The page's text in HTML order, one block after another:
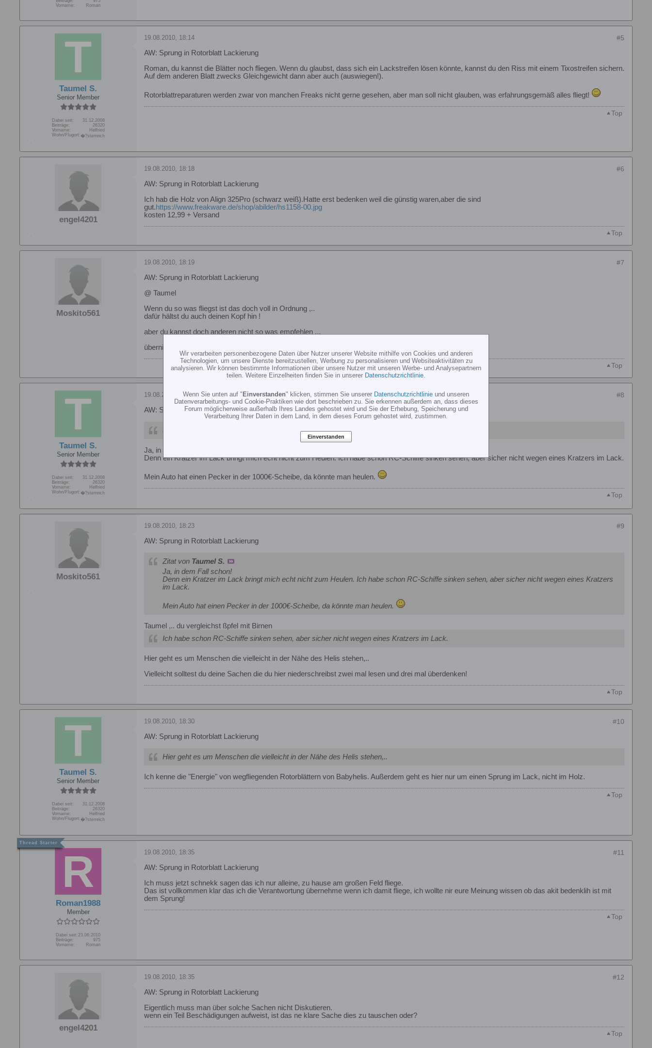
Vorname:
Roman
Taumel S.
Senior Member
Dabei seit:
31.12.2008
Beiträge:
26320
Vorname:
Helfried
Wohn/Flugort: �?sterreich
#5
19.08.2010, 18:14
AW: Sprung in Rotorblatt Lackierung
Roman, du kannst die Blätter noch fliegen. Wenn du glaubst, dass sich ein Lackstreifen lösen könnte, kannst du den Riss mit einem Tixostreifen sichern.
Auf dem anderen Blatt zwecks Gleichgewicht dann aber auch (auswiegen!).
Rotorblattreparaturen werden zwar von manchen Freaks nicht gerne gesehen, aber man soll nicht glauben, was erfahrungsgemäß alles fliegt!
Top
engel4201
#6
19.08.2010, 18:18
AW: Sprung in Rotorblatt Lackierung
Ich hab die Holz von Align 325Pro (schwarz weiß).Hatte erst bedenken weil die günstig waren,aber die sind
gut.https://www.freakware.de/shop/abilder/hs1158-00.jpg
kosten 12,99 + Versand
Top
Moskito561
#7
19.08.2010, 18:19
AW: Sprung in Rotorblatt Lackierung
@ Taumel
Wenn du so was fliegst ist das doch voll in Ordnung ,..
dafür hältst du auch deinen Kopf hin !
aber du kannst doch anderen nicht so was empfehlen ,..
übernimmst du auch die Haftung wenn das Blatt jemanden vor den Kopf schmettert ,.
Top
Taumel S.
Senior Member
Dabei seit:
31.12.2008
Beiträge:
26320
Vorname:
Helfried
Wohn/Flugort: �?sterreich
#8
19.08.2010, 18:20
AW: Sprung in Rotorblatt Lackierung
übernimmst du auch die Haftung wenn das Blatt jemanden vor den Kopf schmettert
Ja, in dem Fall schon!
Denn ein Kratzer im Lack bringt mich echt nicht zum Heulen. Ich habe schon RC-Schiffe sinken sehen, aber sicher nicht wegen eines Kratzers im Lack.
Mein Auto hat einen Pecker in der 1000€-Scheibe, da könnte man heulen.
Top
Moskito561
#9
19.08.2010, 18:23
AW: Sprung in Rotorblatt Lackierung
Zitat von Taumel S.
Ja, in dem Fall schon!
Denn ein Kratzer im Lack bringt mich echt nicht zum Heulen. Ich habe schon RC-Schiffe sinken sehen, aber sicher nicht wegen eines Kratzers
im Lack.
Mein Auto hat einen Pecker in der 1000€-Scheibe, da könnte man heulen.
Taumel ,.. du vergleichst ßpfel mit Birnen
Ich habe schon RC-Schiffe sinken sehen, aber sicher nicht wegen eines Kratzers im Lack.
Hier geht es um Menschen die vielleicht in der Nähe des Helis stehen,..
Vielleicht solltest du deine Sachen die du hier niederschreibst zwei mal lesen und drei mal überdenken!
Top
Taumel S.
Senior Member
Dabei seit:
31.12.2008
Beiträge:
26320
Vorname:
Helfried
Wohn/Flugort: �?sterreich
#10
19.08.2010, 18:30
AW: Sprung in Rotorblatt Lackierung
Hier geht es um Menschen die vielleicht in der Nähe des Helis stehen,..
Ich kenne die "Energie" von wegfliegenden Rotorblättern von Babyhelis. Außerdem geht es hier nur um einen Sprung im Lack, nicht im Holz.
Top
Roman1988
Member
Dabei seit: 23.06.2010
Beiträge:
975
Vorname:
Roman
#11
19.08.2010, 18:35
AW: Sprung in Rotorblatt Lackierung
Ich muss jetzt schnekk sagen das ich nur alleine, zu hause am großen Feld fliege.
Das ist vollkommen klar das ich die Verantwortung übernehme wenn ich damit fliege, ich wollte nir eure Meinung wissen ob das akit bedenklih ist mit
dem Sprung!
Top
engel4201
#12
19.08.2010, 18:35
AW: Sprung in Rotorblatt Lackierung
Eigentlich muss man über solche Sachen nicht Diskutieren.
wenn ein Teil Beschädigungen aufweist, ist das ne klare Sache dies zu tauschen oder?
Top
Wir verarbeiten personenbezogene Daten über Nutzer unserer Website mithilfe von Cookies und anderen
Technologien, um unsere Dienste bereitzustellen, Werbung zu personalisieren und Websiteaktivitäten zu
analysieren. Wir können bestimmte Informationen über unsere Nutzer mit unseren Werbe- und Analysepartnern
teilen. Weitere Einzelheiten finden Sie in unserer Datenschutzrichtlinie
Wenn Sie unten auf "Einverstanden" klicken, stimmen Sie unserer Datenschutzrichtlinie und unseren
Datenverarbeitungs- und Cookie-Praktiken wie dort beschrieben zu. Sie erkennen außerdem an, dass dieses
Forum möglicherweise außerhalb Ihres Landes gehostet wird und Sie der Erhebung, Speicherung und
Verarbeitung Ihrer Daten in dem Land, in dem dieses Forum gehostet wird, zustimmen.
Einverstanden